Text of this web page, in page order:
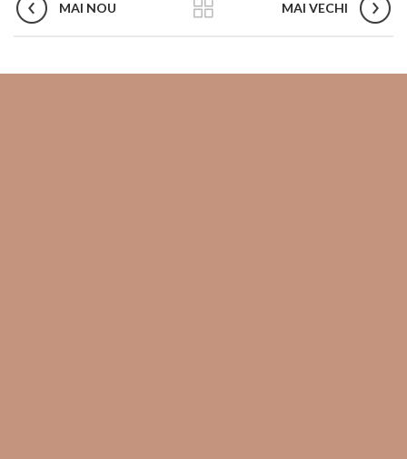
MAI NOU MAI VECHI